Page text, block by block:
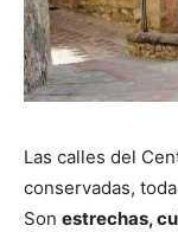
Las calles del
conservadas,
Son estrechas,